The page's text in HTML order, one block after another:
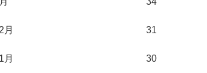
月 31
月 30